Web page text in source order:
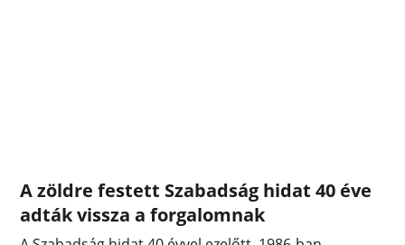
A zöldre festett Szabadság hidat 40 éve
adták vissza a forgalomnak